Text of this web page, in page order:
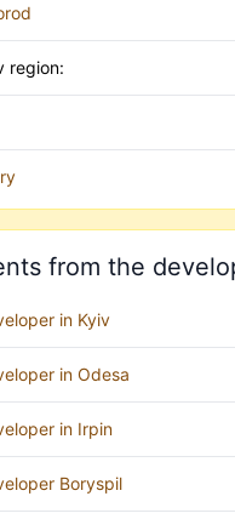
region:
from the
in Kyiv
in Odesa
in Irpin
Boryspil